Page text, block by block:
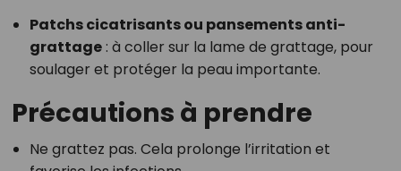
Patchs cicatrisants ou pansements anti-
grattage: à coller sur la lame de grattage, pour
soulager et protéger la peau importante.
Précautions à prendre
Ne grattez pas. Cela prolonge l’irritation et